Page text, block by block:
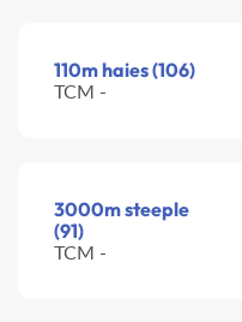
110m haies (106)
TCM -
3000m steeple
(91)
TCM -